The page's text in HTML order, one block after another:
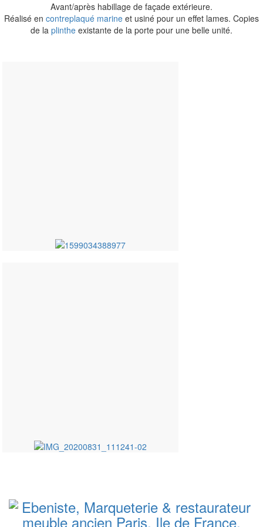
Avant/après habillage de façade extérieure.
Réalisé en contreplaqué marine et usiné pour un effet lames. Copies
de la plinthe existante de la porte pour une belle unité.